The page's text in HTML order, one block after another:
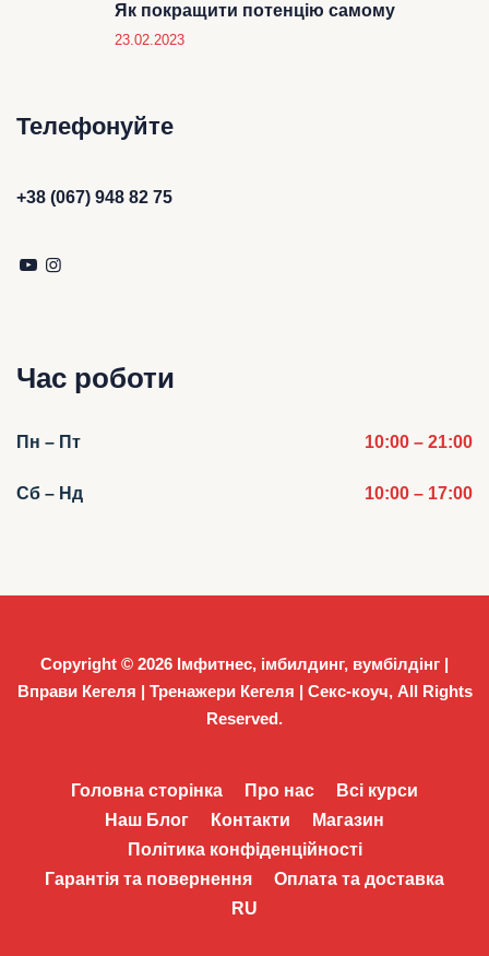
Як покращити потенцію самому
23.02.2023
Телефонуйте
+38 (067) 948 82 75
Час роботи
Пн – Пт 10:00 – 21:00
Сб – Нд 10:00 – 17:00
Copyright © 2026 Імфитнес, імбилдинг, вумбілдінг |
Вправи Кегеля | Тренажери Кегеля | Секс-коуч, All Rights
Reserved.
Головна сторінка Про нас
Всі курси
Наш Блог
Контакти
Магазин
Політика конфіденційності
Гарантія та повернення
Оплата та доставка
RU